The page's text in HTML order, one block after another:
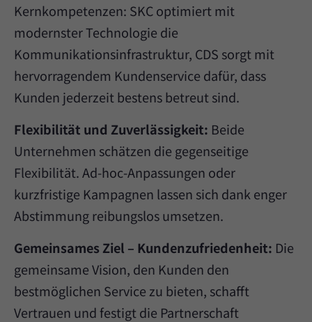
Kernkompetenzen: SKC optimiert mit
modernster Technologie die
Kommunikationsinfrastruktur, CDS sorgt mit
hervorragendem Kundenservice dafür, dass
Kunden jederzeit bestens betreut sind.
Flexibilität und Zuverlässigkeit: Beide
Unternehmen schätzen die gegenseitige
Flexibilität. Ad-hoc-Anpassungen oder
kurzfristige Kampagnen lassen sich dank enger
Abstimmung reibungslos umsetzen.
Gemeinsames Ziel – Kundenzufriedenheit: Die
gemeinsame Vision, den Kunden den
bestmöglichen Service zu bieten, schafft
Vertrauen und festigt die Partnerschaft